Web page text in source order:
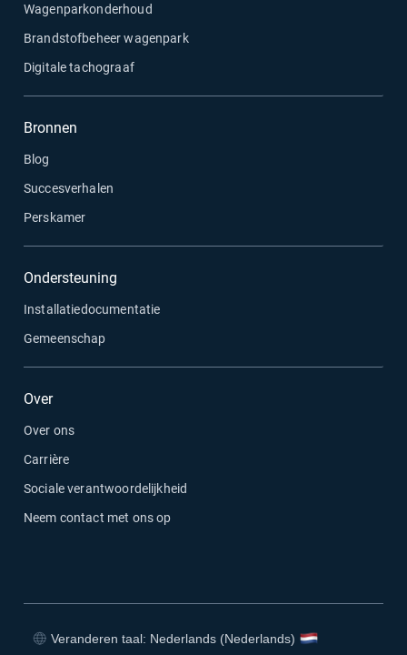
Wagenparkonderhoud
Brandstofbeheer wagenpark
Digitale tachograaf
Bronnen
Blog
Succesverhalen
Perskamer
Ondersteuning
Installatiedocumentatie
Gemeenschap
Over
Over ons
Carrière
Sociale verantwoordelijkheid
Neem contact met ons op
Veranderen taal: Nederlands (Nederlands)